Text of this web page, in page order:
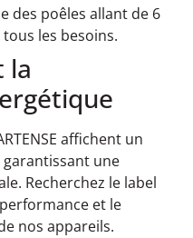
des poêles allant de 6
les besoins.
la
affichent un
une
Recherchez le label
et le
nos appareils.